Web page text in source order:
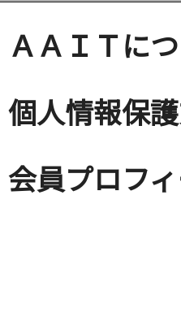
ＡＡＩＴに
個人情報保
会員プロフ